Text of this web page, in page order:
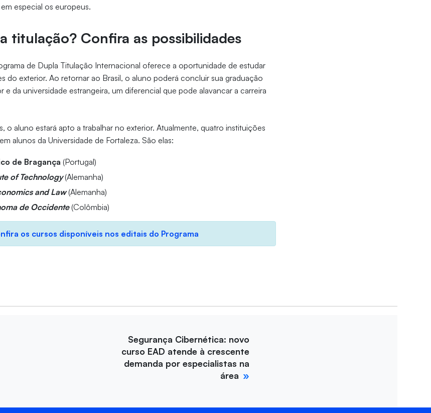
em especial os europeus.
titulação? Confira as possibilidades
de Dupla Titulação Internacional oferece a oportunidade de estudar
do exterior. Ao retornar ao Brasil, o aluno poderá concluir sua graduação
e da universidade estrangeira, um diferencial que pode alavancar a carreira
o aluno estará apto a trabalhar no exterior. Atualmente, quatro instituições
alunos da Universidade de Fortaleza. São elas:
de Bragança (Portugal)
of Technology(Alemanha)
and Law(Alemanha)
de Occidente(Colômbia)
os cursos disponíveis nos editais do Programa
Segurança Cibernética: novo
curso EAD atende à crescente
demanda por especialistas na
área